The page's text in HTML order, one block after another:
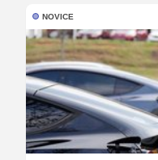
NOVICE